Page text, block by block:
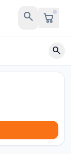
search
search